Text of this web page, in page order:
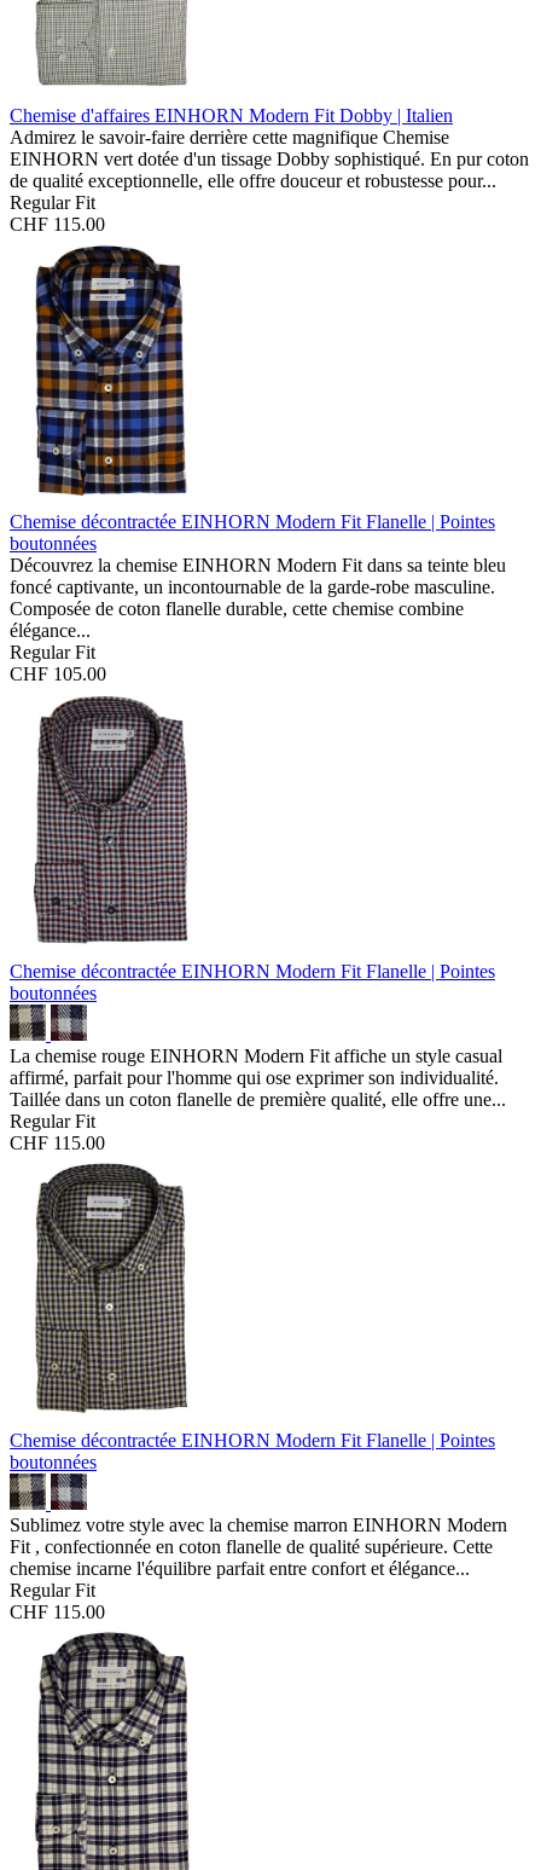
Chemise d'affaires EINHORN Modern Fit Dobby | Italien
Admirez le savoir-faire derrière cette magnifique Chemise
EINHORN vert dotée d'un tissage Dobby sophistiqué. En pur coton
de qualité exceptionnelle, elle offre douceur et robustesse pour...
Regular Fit
CHF 115.00
Chemise décontractée EINHORN Modern Fit Flanelle | Pointes
boutonnées
Découvrez la chemise EINHORN Modern Fit dans sa teinte bleu
foncé captivante, un incontournable de la garde-robe masculine.
Composée de coton flanelle durable, cette chemise combine
élégance...
Regular Fit
CHF 105.00
Chemise décontractée EINHORN Modern Fit Flanelle | Pointes
boutonnées
La chemise rouge EINHORN Modern Fit affiche un style casual
affirmé, parfait pour l'homme qui ose exprimer son individualité.
Taillée dans un coton flanelle de première qualité, elle offre une...
Regular Fit
CHF 115.00
Chemise décontractée EINHORN Modern Fit Flanelle | Pointes
boutonnées
Sublimez votre style avec la chemise marron EINHORN Modern
Fit , confectionnée en coton flanelle de qualité supérieure. Cette
chemise incarne l'équilibre parfait entre confort et élégance...
Regular Fit
CHF 115.00